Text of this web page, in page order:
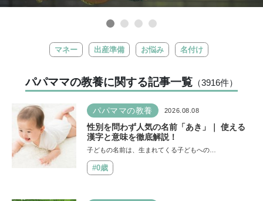
マネー 出産準備 お悩み 名付け
パパママの教養に関する記事一覧 （3916件）
パパママの教養 2026.08.08
性別を問わず人気の名前「あき」｜ 使える
漢字と意味を徹底解説！
子どもの名前は、生まれてくる子どもへの…
#0歳